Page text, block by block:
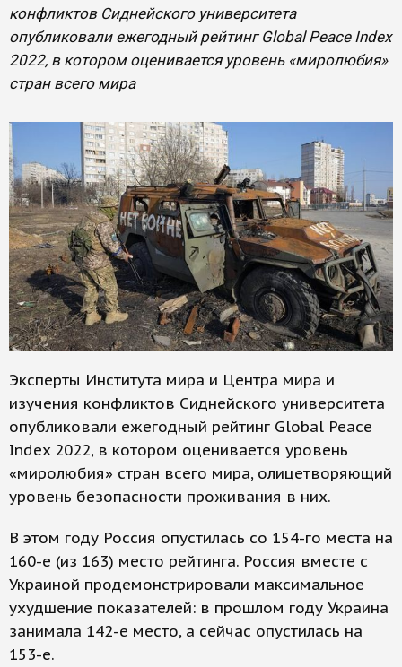
конфликтов Сиднейского университета
опубликовали ежегодный рейтинг Global Peace Index
2022, в котором оценивается уровень «миролюбия»
стран всего мира
Эксперты Института мира и Центра мира и
изучения конфликтов Сиднейского университета
опубликовали ежегодный рейтинг Global Peace
Index 2022, в котором оценивается уровень
«миролюбия» стран всего мира, олицетворяющий
уровень безопасности проживания в них.
В этом году Россия опустилась со 154-го места на
160-е (из 163) место рейтинга. Россия вместе с
Украиной продемонстрировали максимальное
ухудшение показателей: в прошлом году Украина
занимала 142-е место, а сейчас опустилась на
153-е.